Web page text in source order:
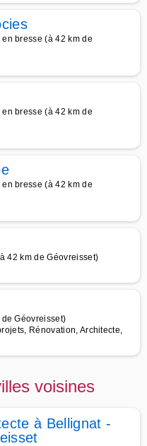
bresse (à 42 km de
bresse (à 42 km de
bresse (à 42 km de
42 km de Géovreisset)
Géovreisset)
Rénovation, Architecte,
voisines
à Bellignat -